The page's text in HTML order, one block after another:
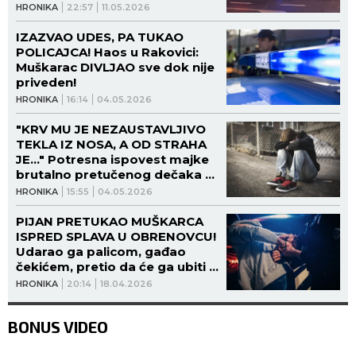
HRONIKA 22:57 11.05.2026
HRONIKA 16:14 04.05.2026
IZAZVAO UDES, PA TUKAO
POLICAJCA! Haos u Rakovici:
Muškarac DIVLJAO sve dok nije
priveden!
HRONIKA 15:55 04.05.2026
"KRV MU JE NEZAUSTAVLJIVO
TEKLA IZ NOSA, A OD STRAHA
JE..." Potresna ispovest majke
brutalno pretučenog dečaka u
Obrenovcu: Sve se desilo zbog
devojke?!
HRONIKA 20:14 18.04.2026
PIJAN PRETUKAO MUŠKARCA
ISPRED SPLAVA U OBRENOVCU!
Udarao ga palicom, gađao
čekićem, pretio da će ga ubiti i
zlostavljati mu ženu i decu!
BONUS VIDEO